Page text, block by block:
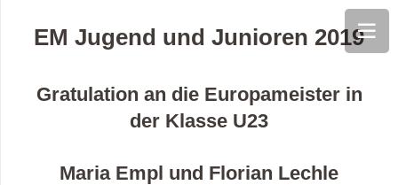
EM Jugend und Junioren 2019
Gratulation an die Europameister in
der Klasse U23
Maria Empl und Florian Lechle